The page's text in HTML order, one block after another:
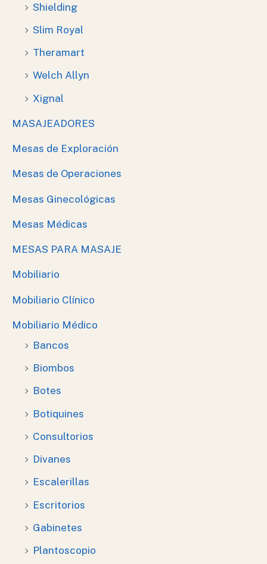
Shielding
Slim Royal
Theramart
Welch Allyn
Xignal
MASAJEADORES
Mesas de Exploración
Mesas de Operaciones
Mesas Ginecológicas
Mesas Médicas
MESAS PARA MASAJE
Mobiliario
Mobiliario Clínico
Mobiliario Médico
Bancos
Biombos
Botes
Botiquines
Consultorios
Divanes
Escalerillas
Escritorios
Gabinetes
Plantoscopio